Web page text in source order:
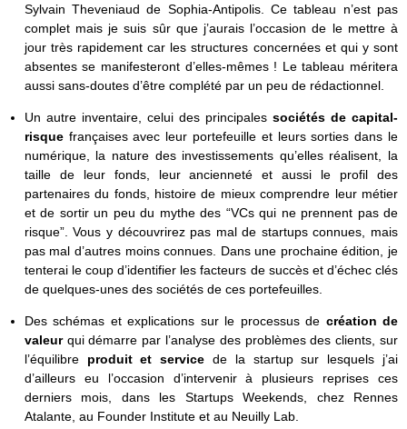
Sylvain Theveniaud de Sophia-Antipolis. Ce tableau n’est pas
complet mais je suis sûr que j’aurais l’occasion de le mettre à
jour très rapidement car les structures concernées et qui y sont
absentes se manifesteront d’elles-mêmes ! Le tableau méritera
aussi sans-doutes d’être complété par un peu de rédactionnel.
Un autre inventaire, celui des principales sociétés de capital-
risquefrançaises avec leur portefeuille et leurs sorties dans le
numérique, la nature des investissements qu’elles réalisent, la
taille de leur fonds, leur ancienneté et aussi le profil des
partenaires du fonds, histoire de mieux comprendre leur métier
et de sortir un peu du mythe des “VCs qui ne prennent pas de
risque”. Vous y découvrirez pas mal de startups connues, mais
pas mal d’autres moins connues. Dans une prochaine édition, je
tenterai le coup d’identifier les facteurs de succès et d’échec clés
de quelques-unes des sociétés de ces portefeuilles.
Des schémas et explications sur le processus de création de
valeurqui démarre par l’analyse des problèmes des clients, sur
l’équilibre produit et servicede la startup sur lesquels j’ai
d’ailleurs eu l’occasion d’intervenir à plusieurs reprises ces
derniers mois, dans les Startups Weekends, chez Rennes
Atalante, au Founder Institute et au Neuilly Lab.